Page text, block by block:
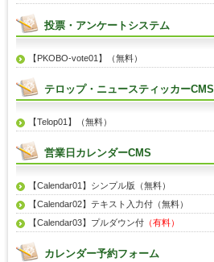
投票・アンケートシステム
【PKOBO-vote01】（無料）
テロップ・ニュースティッカーCMS
【Telop01】（無料）
営業日カレンダーCMS
【Calendar01】シンプル版（無料）
【Calendar02】テキスト入力付（無料）
【Calendar03】プルダウン付 （有料）
カレンダー予約フォーム